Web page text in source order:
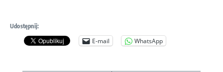
Udostępnij:
E-mail WhatsApp